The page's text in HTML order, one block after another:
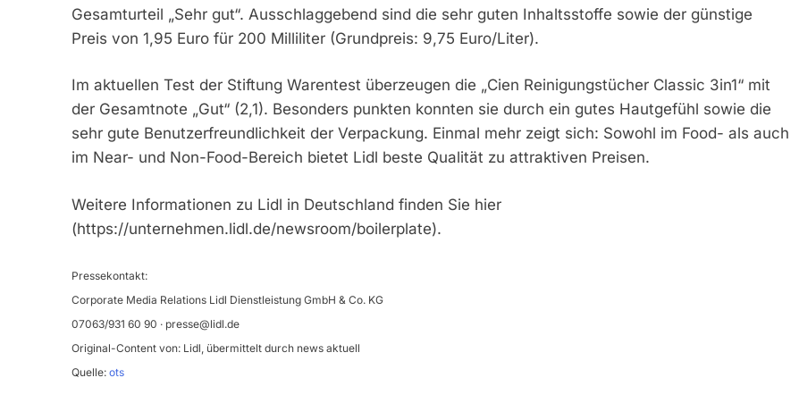
Gesamturteil „Sehr gut“. Ausschlaggebend sind die sehr guten Inhaltsstoffe sowie der günstige
Preis von 1,95 Euro für 200 Milliliter (Grundpreis: 9,75 Euro/Liter).
Im aktuellen Test der Stiftung Warentest überzeugen die „Cien Reinigungstücher Classic 3in1“ mit
der Gesamtnote „Gut“ (2,1). Besonders punkten konnten sie durch ein gutes Hautgefühl sowie die
sehr gute Benutzerfreundlichkeit der Verpackung. Einmal mehr zeigt sich: Sowohl im Food- als auch
im Near- und Non-Food-Bereich bietet Lidl beste Qualität zu attraktiven Preisen.
Weitere Informationen zu Lidl in Deutschland finden Sie hier
(https://unternehmen.lidl.de/newsroom/boilerplate).
Pressekontakt:
Corporate Media Relations Lidl Dienstleistung GmbH & Co. KG
07063/931 60 90 · presse@lidl.de
Original-Content von: Lidl, übermittelt durch news aktuell
Quelle: ots